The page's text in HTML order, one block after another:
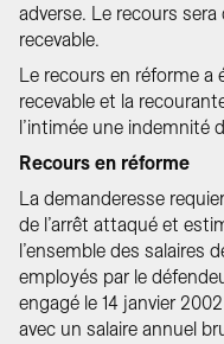
adverse. Le recours
recevable.
Le recours en réforme
recevable et la
l’intimée une indemnité
Recours en réforme
La demanderesse
de l’arrêt attaqué et
l’ensemble des salaires
employés par le
engagé le 14 janvier
avec un salaire annuel